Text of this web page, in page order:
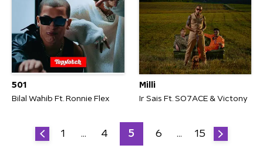
501
Bilal Wahib Ft. Ronnie Flex
Milli
Ir Sais Ft. SO7ACE & Victony
1 … 4 5 6 … 15